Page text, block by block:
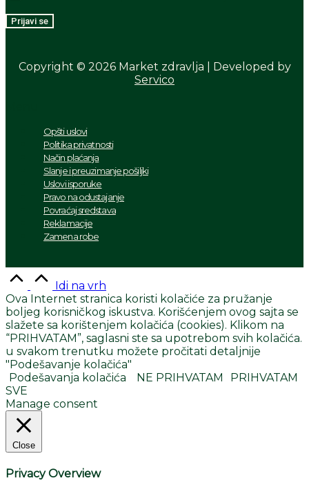
Copyright © 2026 Market zdravlja | Developed by
Servico
Opšti uslovi
Politika privatnosti
Način plaćanja
Slanje i preuzimanje pošiljki
Uslovi isporuke
Pravo na odustajanje
Povraćaj sredstava
Reklamacije
Zamena robe
Idi na vrh
Ova Internet stranica koristi kolačiće za pružanje
boljeg korisničkog iskustva. Korišćenjem ovog sajta se
slažete sa korištenjem kolačića (cookies). Klikom na
“PRIHVATAM”, saglasni ste sa upotrebom svih kolačića.
u svakom trenutku možete pročitati detaljnije
"Podešavanje kolačića"
Podešavanja kolačića
NE PRIHVATAM
PRIHVATAM
SVE
Manage consent
Close
Privacy Overview